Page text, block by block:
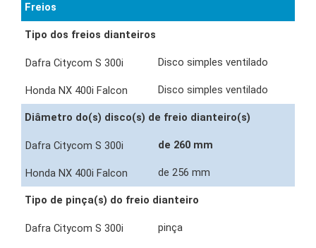
Freios
Tipo dos freios dianteiros
Disco simples ventilado
Disco simples ventilado
Diâmetro do(s) disco(s) de freio dianteiro(s)
de 260 mm
de 256 mm
Tipo de pinça(s) do freio dianteiro
pinça